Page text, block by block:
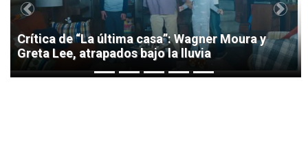
Crítica de “La última casa”: Wagner Moura y
Greta Lee, atrapados bajo la lluvia
Previous Next